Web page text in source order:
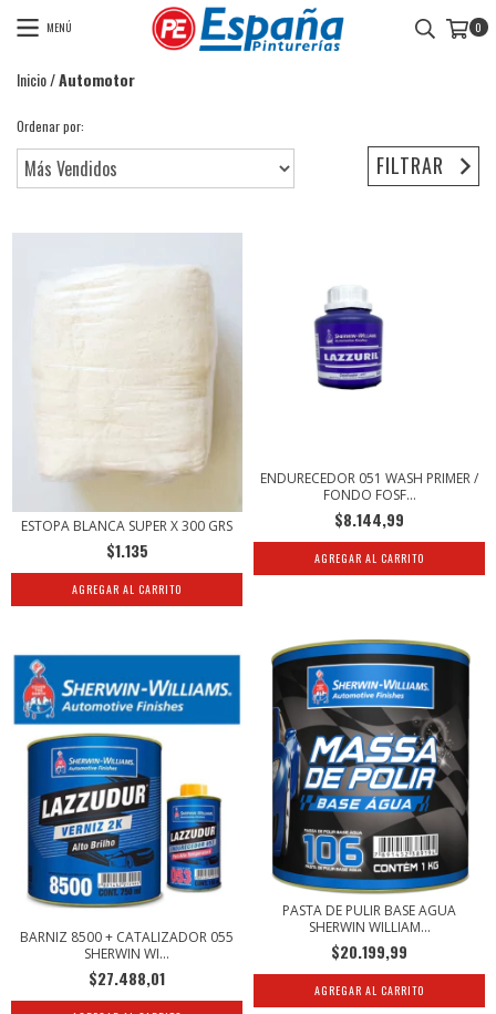
MENÚ 0
Inicio/Automotor
Ordenar por:
FILTRAR
ESTOPA BLANCA SUPER X 300 GRS
$1.135
AGREGAR AL CARRITO
ENDURECEDOR 051 WASH PRIMER /
FONDO FOSF...
$8.144,99
BARNIZ 8500 + CATALIZADOR 055
SHERWIN WI...
$27.488,01
PASTA DE PULIR BASE AGUA
SHERWIN WILLIAM...
$20.199,99